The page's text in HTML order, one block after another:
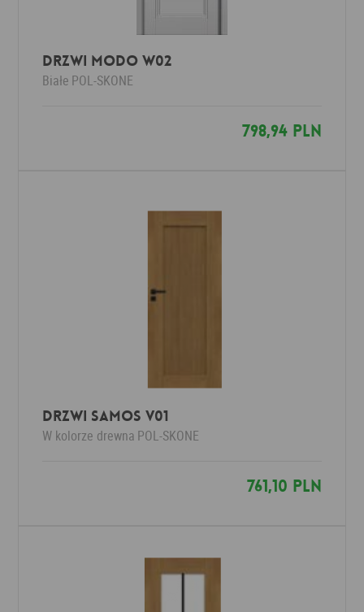
Drzwi MODO W02
Białe POL-SKONE
798,94 PLN
Drzwi SAMOS V01
W kolorze drewna POL-SKONE
761,10 PLN